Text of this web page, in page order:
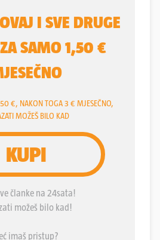
strane, nije regulirano
za porađanje žena
dozvoljeno, ali im nije ni
situaciji one
preminula jedna beba iz
majka je uz asistenciju
kod kuće. Druga beba i
je tajna, može se čuti od
primalje dolaze na porođaj
iz Italije i Mađarske,